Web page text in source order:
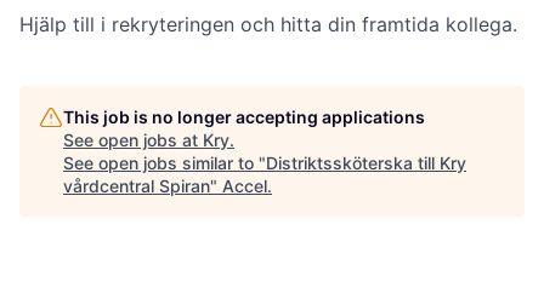
Hjälp till i rekryteringen och hitta din framtida kollega.
This job is no longer accepting applications
See open jobs at Kry.
See open jobs similar to "Distriktssköterska till Kry
vårdcentral Spiran" Accel.